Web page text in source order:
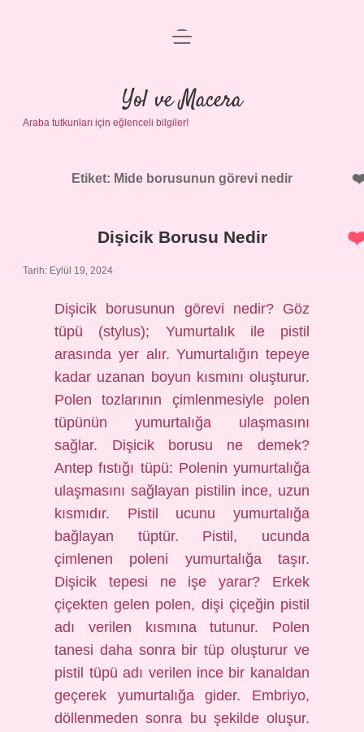
Anasayfa
Gizlilik Politikası
Yasal Uyarı
menüyü
Yol ve Macera
Araba tutkunları için eğlenceli bilgiler!
Etiket: Mide borusunun görevi nedir
Dişicik Borusu Nedir
Tarih: Eylül 19, 2024
Dişicik borusunun görevi nedir? Göz
tüpü (stylus); Yumurtalık ile pistil
arasında yer alır. Yumurtalığın tepeye
kadar uzanan boyun kısmını oluşturur.
Polen tozlarının çimlenmesiyle polen
tüpünün yumurtalığa ulaşmasını
sağlar. Dişicik borusu ne demek?
Antep fıstığı tüpü: Polenin yumurtalığa
ulaşmasını sağlayan pistilin ince, uzun
kısmıdır. Pistil ucunu yumurtalığa
bağlayan tüptür. Pistil, ucunda
çimlenen poleni yumurtalığa taşır.
Dişicik tepesi ne işe yarar? Erkek
çiçekten gelen polen, dişi çiçeğin pistil
adı verilen kısmına tutunur. Polen
tanesi daha sonra bir tüp oluşturur ve
pistil tüpü adı verilen ince bir kanaldan
geçerek yumurtalığa gider. Embriyo,
döllenmeden sonra bu şekilde oluşur.